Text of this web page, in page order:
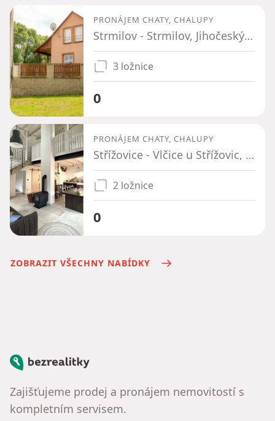
PRONÁJEM CHATY, CHALUPY
Strmilov - Strmilov, Jihočeský kraj
3 ložnice
0
PRONÁJEM CHATY, CHALUPY
Střížovice - Vlčice u Střížovic, Jihočeský kraj
2 ložnice
0
ZOBRAZIT VŠECHNY NABÍDKY
Bezrealitky
Zajišťujeme prodej a pronájem nemovitostí s
kompletním servisem.